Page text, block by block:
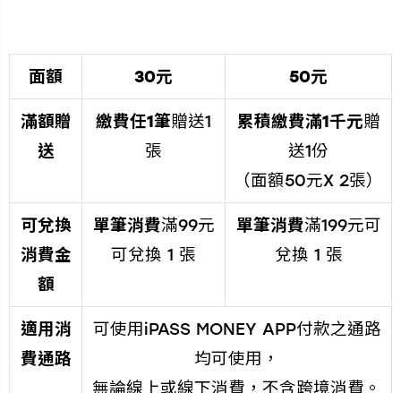
面額 30元 50元
滿額贈
送
繳費任1筆贈送1
張
累積繳費滿1千元贈
送1份
（面額50元X 2張）
可兌換
消費金
額
單筆消費滿99元
可兌換 1 張
單筆消費滿199元可
兌換 1 張
適用消
費通路
可使用iPASS MONEY APP付款之通路
均可使用，
無論線上或線下消費，不含跨境消費。